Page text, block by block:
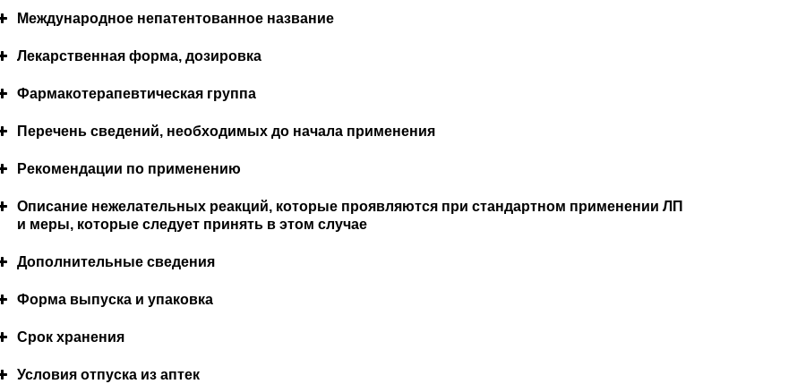
Международное непатентованное название
Лекарственная форма, дозировка
Фармакотерапевтичеcкая группа
Перечень сведений, необходимых до начала применения
Необходимые меры предосторожности при применении
Рекомендации по применению
Особые группы пациентов
Описание нежелательных реакций, которые проявляются при стандартном применении ЛП
и меры, которые следует принять в этом случае
Дополнительные сведения
Форма выпуска и упаковка
Срок хранения
Условия отпуска из аптек